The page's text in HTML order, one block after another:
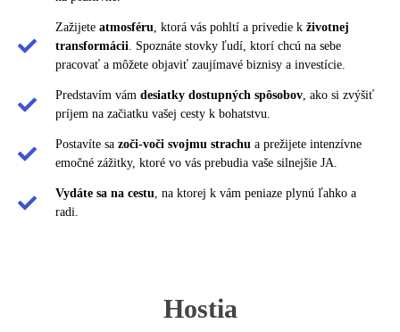
Zažijeteatmosféru, ktorá vás pohltí a privedie kživotnej
transformácii. Spoznáte stovky ľudí, ktorí chcú na sebe
pracovať a môžete objaviť zaujímavé biznisy a investície.
Predstavím vámdesiatky dostupných spôsobov, ako si zvýšiť
príjem na začiatku vašej cesty k bohatstvu.
Postavíte sazoči-voči svojmu strachu a prežijete intenzívne
emočné zážitky, ktoré vo vás prebudia vaše silnejšie JA.
Vydáte sa na cestu, na ktorej k vám peniaze plynú ľahko a
radi.
Hostia